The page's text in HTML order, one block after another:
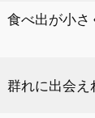
べ出が小
れに出会え